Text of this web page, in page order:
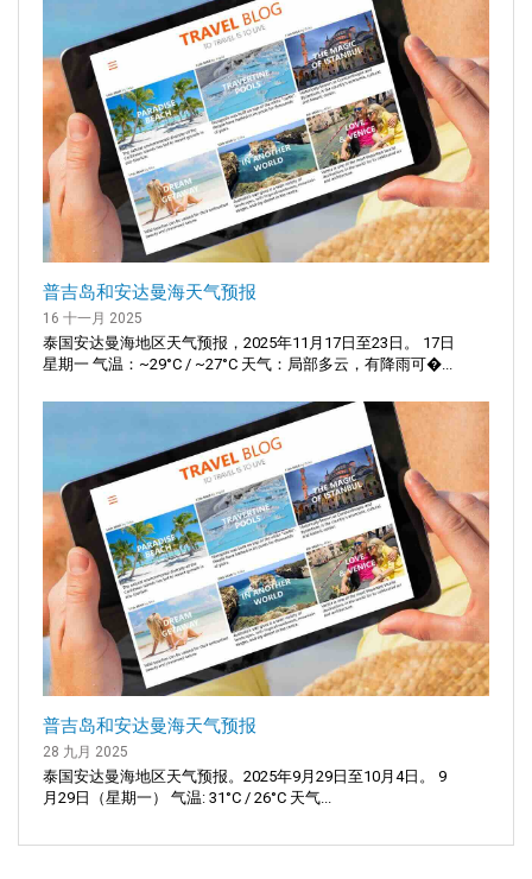
普吉岛和安达曼海天气预报
16 十一月 2025
泰国安达曼海地区天气预报，2025年11月17日至23日。 17日
星期一 气温：~29°C / ~27°C 天气：局部多云，有降雨可�...
普吉岛和安达曼海天气预报
28 九月 2025
泰国安达曼海地区天气预报。2025年9月29日至10月4日。 9
月29日（星期一） 气温: 31°C / 26°C 天气...